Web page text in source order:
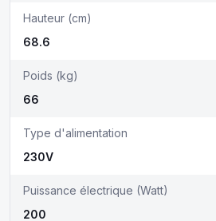
Hauteur (cm)
68.6
Poids (kg)
66
Type d'alimentation
230V
Puissance électrique (Watt)
200